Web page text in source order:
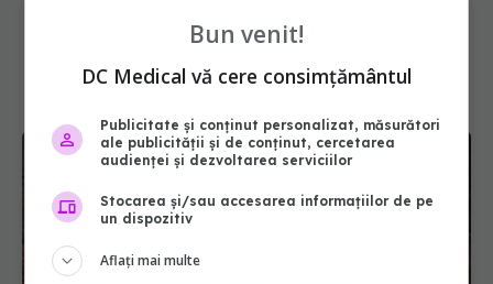
Bun venit!
DC Medical vă cere consimțământul
Publicitate și conținut personalizat, măsurători
ale publicității și de conținut, cercetarea
audienței și dezvoltarea serviciilor
Stocarea și/sau accesarea informațiilor de pe
un dispozitiv
Aflați mai multe